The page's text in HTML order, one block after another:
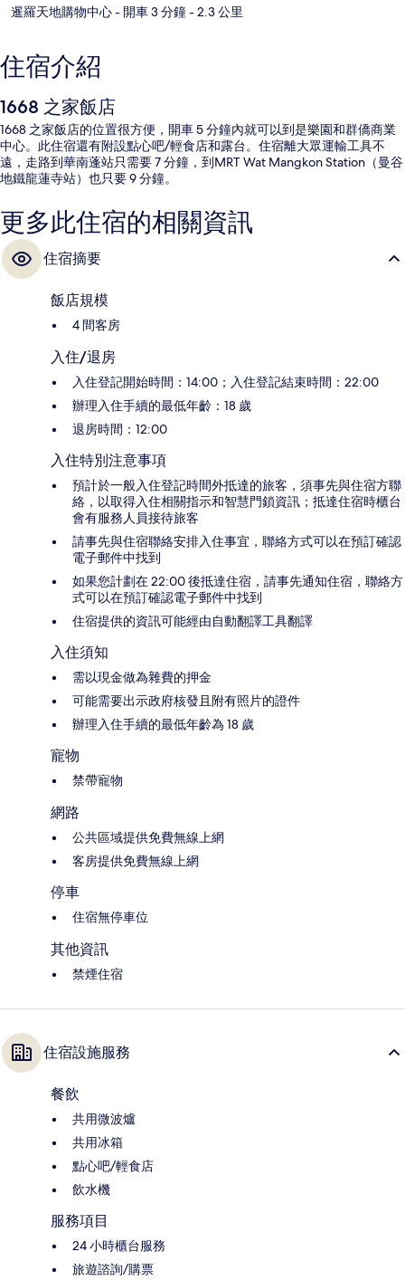
暹羅天地購物中心- 開車 3 分鐘- 2.3 公里
住宿介紹
1668 之家飯店
1668 之家飯店的位置很方便，開車 5 分鐘內就可以到是樂園和群僑商業
中心。此住宿還有附設點心吧/輕食店和露台。住宿離大眾運輸工具不
遠，走路到華南蓬站只需要 7 分鐘，到MRT Wat Mangkon Station（曼谷
地鐵龍蓮寺站）也只要 9 分鐘。
更多此住宿的相關資訊
住宿摘要
飯店規模
4 間客房
入住/退房
入住登記開始時間：14:00；入住登記結束時間：22:00
辦理入住手續的最低年齡：18 歲
退房時間：12:00
入住特別注意事項
預計於一般入住登記時間外抵達的旅客，須事先與住宿方聯
絡，以取得入住相關指示和智慧門鎖資訊；抵達住宿時櫃台
會有服務人員接待旅客
請事先與住宿聯絡安排入住事宜，聯絡方式可以在預訂確認
電子郵件中找到
如果您計劃在 22:00 後抵達住宿，請事先通知住宿，聯絡方
式可以在預訂確認電子郵件中找到
住宿提供的資訊可能經由自動翻譯工具翻譯
入住須知
需以現金做為雜費的押金
可能需要出示政府核發且附有照片的證件
辦理入住手續的最低年齡為 18 歲
寵物
禁帶寵物
網路
公共區域提供免費無線上網
客房提供免費無線上網
停車
住宿無停車位
其他資訊
禁煙住宿
住宿設施服務
餐飲
共用微波爐
共用冰箱
點心吧/輕食店
飲水機
服務項目
24 小時櫃台服務
旅遊諮詢/購票